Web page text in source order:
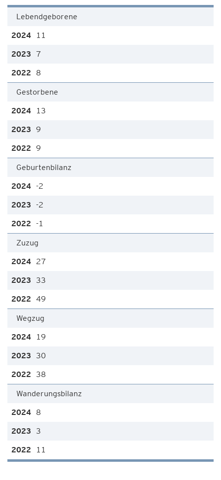
Lebendgeborene
11
7
8
Gestorbene
13
9
9
Geburtenbilanz
-2
-2
-1
Zuzug
27
33
49
Wegzug
19
30
38
Wanderungsbilanz
8
3
11